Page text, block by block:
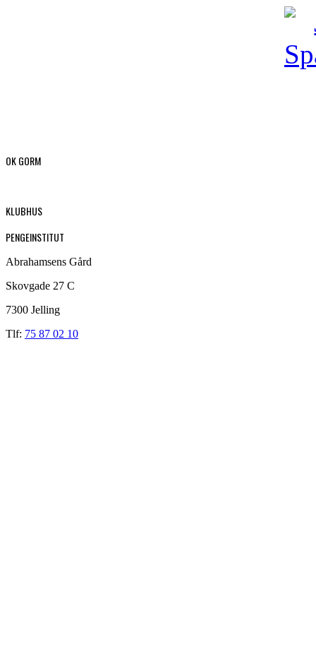
OK GORM
KLUBHUS
PENGEINSTITUT
Abrahamsens Gård
Skovgade 27 C
7300 Jelling
Tlf: 75 87 02 10